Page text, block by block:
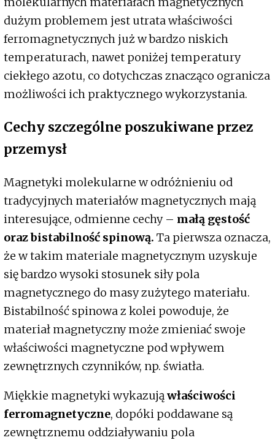
dużym problemem jest utrata właściwości
ferromagnetycznych już w bardzo niskich
temperaturach, nawet poniżej temperatury
ciekłego azotu, co dotychczas znacząco ogranicza
możliwości ich praktycznego wykorzystania.
Cechy szczególne poszukiwane przez
przemysł
Magnetyki molekularne w odróżnieniu od
tradycyjnych materiałów magnetycznych mają
interesujące, odmienne cechy – małą gęstość
oraz bistabilność spinową. Ta pierwsza oznacza,
że w takim materiale magnetycznym uzyskuje
się bardzo wysoki stosunek siły pola
magnetycznego do masy zużytego materiału.
Bistabilność spinowa z kolei powoduje, że
materiał magnetyczny może zmieniać swoje
właściwości magnetyczne pod wpływem
zewnętrznych czynników, np. światła.
Miękkie magnetyki wykazująwłaściwości
ferromagnetyczne, dopóki poddawane są
zewnętrznemu oddziaływaniu pola